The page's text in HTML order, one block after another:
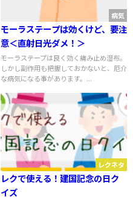
病気
モーラステープは効くけど、要注
意＜直射日光ダメ！＞
モーラステープは良く効く痛み止め湿布。
しかし副作用も把握しておかないと、厄介
な病気になる事があります。...
レクネタ
レクで使える！建国記念の日ク
イズ